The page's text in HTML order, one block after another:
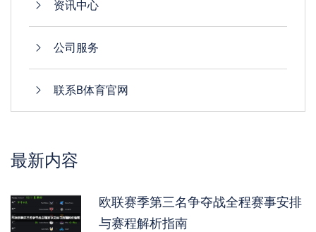
资讯中心
公司服务
联系B体育官网
最新内容
欧联赛季第三名争夺战全程赛事安排
与赛程解析指南